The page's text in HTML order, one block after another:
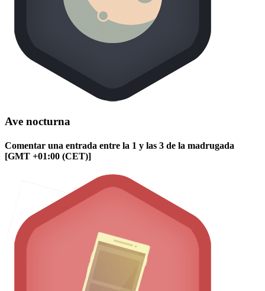
Ave nocturna
Comentar una entrada entre la 1 y las 3 de la madrugada
[GMT +01:00 (CET)]